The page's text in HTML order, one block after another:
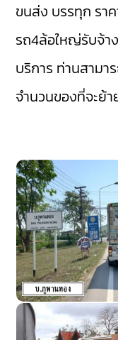
ขนส่ง บรรทุก ราค
รถ4ล้อใหญ่รับจ้าง
บริการ ท่านสามา
จำนวนของที่จะย้